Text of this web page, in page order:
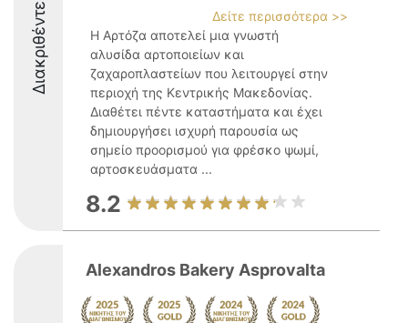
Διακριθέντες
Δείτε περισσότερα >>
Η Αρτόζα αποτελεί μια γνωστή
αλυσίδα αρτοποιείων και
ζαχαροπλαστείων που λειτουργεί στην
περιοχή της Κεντρικής Μακεδονίας.
Διαθέτει πέντε καταστήματα και έχει
δημιουργήσει ισχυρή παρουσία ως
σημείο προορισμού για φρέσκο ψωμί,
αρτοσκευάσματα ...
8.2
Alexandros Bakery Asprovalta